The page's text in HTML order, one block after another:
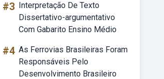
#3 Interpretação De Texto
Dissertativo-argumentativo
Com Gabarito Ensino Médio
#4 As Ferrovias Brasileiras Foram
Responsáveis Pelo
Desenvolvimento Brasileiro